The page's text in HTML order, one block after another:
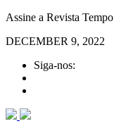
Assine a Revista Tempo
DECEMBER 9, 2022
Siga-nos: